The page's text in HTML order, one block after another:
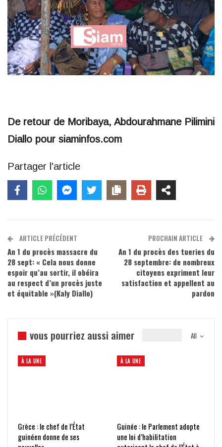
De retour de Moribaya, Abdourahmane Pilimini
Diallo pour siaminfos.com
Partager l'article
ARTICLE PRÉCÉDENT
An 1 du procès massacre du
28 sept: « Cela nous donne
espoir qu’au sortir, il obéira
au respect d’un procès juste
et équitable »(Kaly Diallo)
PROCHAIN ARTICLE
An 1 du procès des tueries du
28 septembre: de nombreux
citoyens expriment leur
satisfaction et appellent au
pardon
All
vous pourriez aussi aimer
À LA UNE
Grèce : le chef de l’État
guinéen donne de ses
À LA UNE
Guinée : le Parlement adopte
une loi d’habilitation